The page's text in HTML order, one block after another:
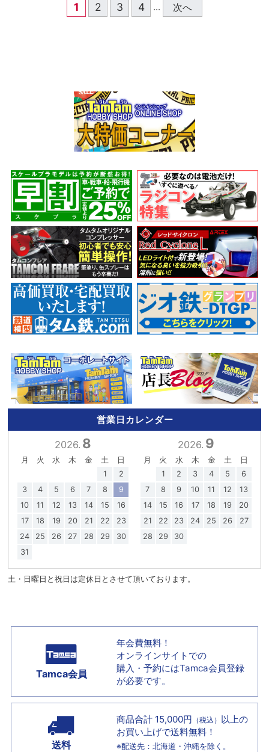
1 2 3 4 ... 次へ
営業日カレンダー
2026. 8
月 火 水 木 金 土
日
1
2
3
4 5 6 7 8
9
10
11 12 13 14 15
16
17
18 19 20 21 22
23
24
25 26 27 28 29
30
31
2026. 9
月 火 水 木 金 土
日
1
2 3 4 5
6
7
8 9 10 11 12
13
14
15 16 17 18 19
20
21
22 23 24 25 26
27
28
29 30
土・日曜日と祝日は定休日とさせて頂いております。
Tamca会員
年会費無料！
オンラインサイトでの
購入・予約にはTamca会員登録
が必要です。
送料
商品合計 15,000円 （税込） 以上の
お買い上げで送料無料！
※配送先：北海道・沖縄を除く。